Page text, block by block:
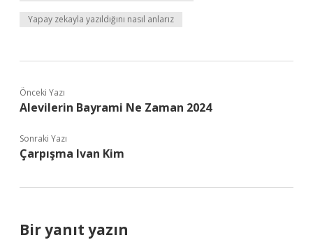
Yapay zekayla yazıldığını nasıl anlarız
Önceki Yazı
Alevilerin Bayrami Ne Zaman 2024
Sonraki Yazı
Çarpışma Ivan Kim
Bir yanıt yazın